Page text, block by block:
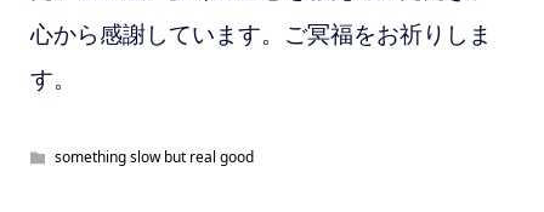
心から感謝しています。ご冥福をお祈りしま
す。
something slow but real good